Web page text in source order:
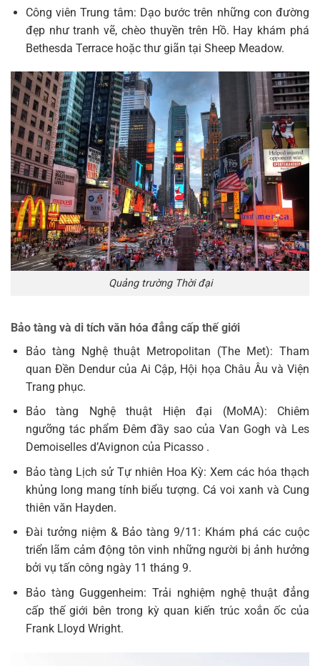
Công viên Trung tâm: Dạo bước trên những con đường
đẹp như tranh vẽ, chèo thuyền trên Hồ. Hay khám phá
Bethesda Terrace hoặc thư giãn tại Sheep Meadow.
Quảng trường Thời đại
Bảo tàng và di tích văn hóa đẳng cấp thế giới
Bảo tàng Nghệ thuật Metropolitan (The Met): Tham
quan Đền Dendur của Ai Cập, Hội họa Châu Âu và Viện
Trang phục.
Bảo tàng Nghệ thuật Hiện đại (MoMA): Chiêm
ngưỡng tác phẩm Đêm đầy sao của Van Gogh và Les
Demoiselles d’Avignon của Picasso .
Bảo tàng Lịch sử Tự nhiên Hoa Kỳ: Xem các hóa thạch
khủng long mang tính biểu tượng. Cá voi xanh và Cung
thiên văn Hayden.
Đài tưởng niệm & Bảo tàng 9/11: Khám phá các cuộc
triển lãm cảm động tôn vinh những người bị ảnh hưởng
bởi vụ tấn công ngày 11 tháng 9.
Bảo tàng Guggenheim: Trải nghiệm nghệ thuật đẳng
cấp thế giới bên trong kỳ quan kiến ​​trúc xoắn ốc của
Frank Lloyd Wright.